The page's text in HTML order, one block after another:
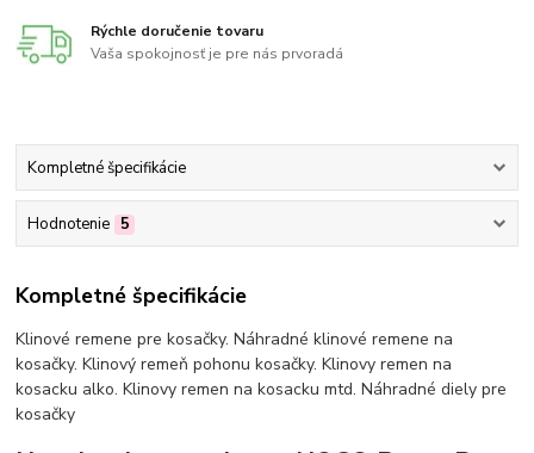
Rýchle doručenie tovaru
Vaša spokojnosť je pre nás prvoradá
Kompletné špecifikácie
Hodnotenie 5
Kompletné špecifikácie
Klinové remene pre kosačky. Náhradné klinové remene na
kosačky. Klinový remeň pohonu kosačky. Klinovy remen na
kosacku alko. Klinovy remen na kosacku mtd. Náhradné diely pre
kosačky